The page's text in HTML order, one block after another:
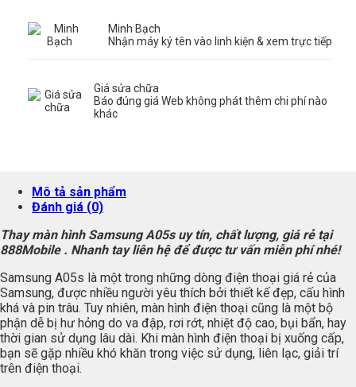
Minh Bạch
Nhận máy ký tên vào linh kiện & xem trực tiếp
Giá sửa chữa
Báo đúng giá Web không phát thêm chi phí nào
khác
Mô tả sản phẩm
Đánh giá (0)
Thay màn hình Samsung A05s uy tín, chất lượng, giá rẻ tại
888Mobile . Nhanh tay liên hệ để được tư vấn miễn phí nhé!
Samsung A05s là một trong những dòng điện thoại giá rẻ của
Samsung, được nhiều người yêu thích bởi thiết kế đẹp, cấu hình
khá và pin trâu. Tuy nhiên, màn hình điện thoại cũng là một bộ
phận dễ bị hư hỏng do va đập, rơi rớt, nhiệt độ cao, bụi bẩn, hay
thời gian sử dụng lâu dài. Khi màn hình điện thoại bị xuống cấp,
bạn sẽ gặp nhiều khó khăn trong việc sử dụng, liên lạc, giải trí
trên điện thoại.